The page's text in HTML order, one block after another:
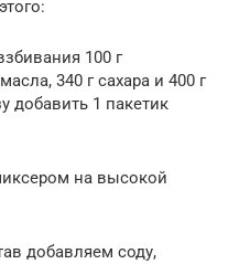
100 г
340 г сахара и 400 г
добавить 1 пакетик
на высокой
добавляем соду,